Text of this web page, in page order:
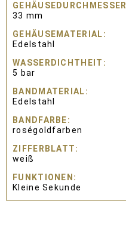
GEHÄUSEDURCHMESSER
33 mm
GEHÄUSEMATERIAL
Edelstahl
WASSERDICHTHEIT
5 bar
BANDMATERIAL
Edelstahl
BANDFARBE
roségoldfarben
ZIFFERBLATT
weiß
FUNKTIONEN
Kleine Sekunde